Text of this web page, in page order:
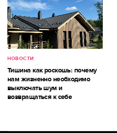
НОВОСТИ
Тишина как роскошь: почему
нам жизненно необходимо
выключать шум и
возвращаться к себе